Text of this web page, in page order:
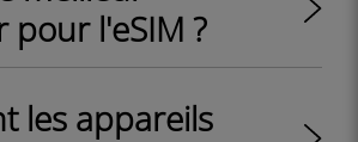
l'eSIM ?
les appareils